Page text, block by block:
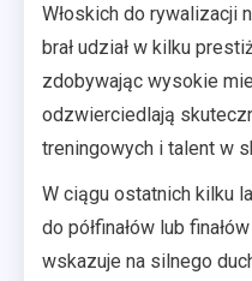
Włoskich do rywalizacji
brał udział w kilku
zdobywając wysokie
odzwierciedlają
treningowych i talent w
W ciągu ostatnich kilku
do półfinałów lub
wskazuje na silnego